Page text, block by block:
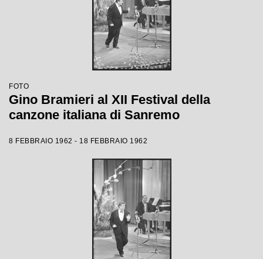
FOTO
Gino Bramieri al XII Festival della
canzone italiana di Sanremo
8 FEBBRAIO 1962 - 18 FEBBRAIO 1962